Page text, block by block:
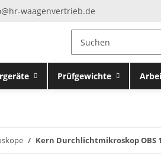
waagenvertrieb.de
Prüfgewichte
Kern Durchlichtmikroskop OBS